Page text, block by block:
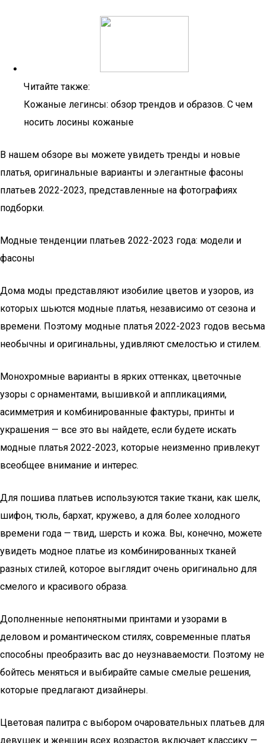
Читайте также:
Кожаные легинсы: обзор трендов и образов. С чем
носить лосины кожаные
В нашем обзоре вы можете увидеть тренды и новые
платья, оригинальные варианты и элегантные фасоны
платьев 2022-2023, представленные на фотографиях
подборки.
Модные тенденции платьев 2022-2023 года: модели и
фасоны
Дома моды представляют изобилие цветов и узоров, из
которых шьются модные платья, независимо от сезона и
времени. Поэтому модные платья 2022-2023 годов весьма
необычны и оригинальны, удивляют смелостью и стилем.
Монохромные варианты в ярких оттенках, цветочные
узоры с орнаментами, вышивкой и аппликациями,
асимметрия и комбинированные фактуры, принты и
украшения — все это вы найдете, если будете искать
модные платья 2022-2023, которые неизменно привлекут
всеобщее внимание и интерес.
Для пошива платьев используются такие ткани, как шелк,
шифон, тюль, бархат, кружево, а для более холодного
времени года — твид, шерсть и кожа. Вы, конечно, можете
увидеть модное платье из комбинированных тканей
разных стилей, которое выглядит очень оригинально для
смелого и красивого образа.
Дополненные непонятными принтами и узорами в
деловом и романтическом стилях, современные платья
способны преобразить вас до неузнаваемости. Поэтому не
бойтесь меняться и выбирайте самые смелые решения,
которые предлагают дизайнеры.
Цветовая палитра с выбором очаровательных платьев для
девушек и женщин всех возрастов включает классику —